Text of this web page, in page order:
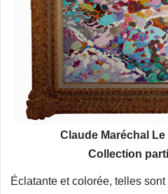
Claude Maréchal Le
Collection
Éclatante et colorée, telles